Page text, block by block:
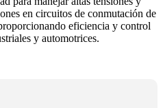
en circuitos de conmutación de
eficiencia y control
y automotrices.